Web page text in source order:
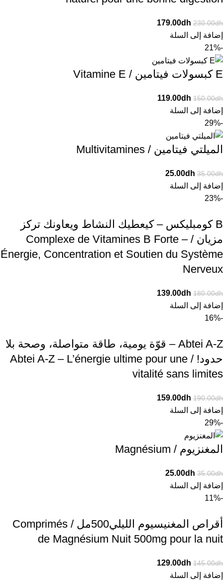
230.00dh
179.00dh
إضافة إلى السلة
-21%
E كبسولات فيتامين / Vitamine E
150.00dh
119.00dh
إضافة إلى السلة
-29%
الميلتي فيتامين / Multivitamines
35.00dh
25.00dh
إضافة إلى السلة
-23%
B كومبليكس – كيعطيك النشاط ويعاونك تركز
مزيان / Complexe de Vitamines B Forte –
Énergie, Concentration et Soutien du Système
Nerveux
180.00dh
139.00dh
إضافة إلى السلة
-16%
Abtei A-Z – قوّة يومية، طاقة متواصلة، وصحة بلا
حدود! / Abtei A-Z – L’énergie ultime pour une
vitalité sans limites
190.00dh
159.00dh
إضافة إلى السلة
-29%
المغنزيوم / Magnésium
35.00dh
25.00dh
إضافة إلى السلة
-11%
أقراص المغنيسيوم الليلي500مل / Comprimés
de Magnésium Nuit 500mg pour la nuit
145.00dh
129.00dh
إضافة إلى السلة